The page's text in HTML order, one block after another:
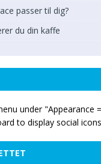
passer til dig?
du din kaffe
under "Appearance
to display social